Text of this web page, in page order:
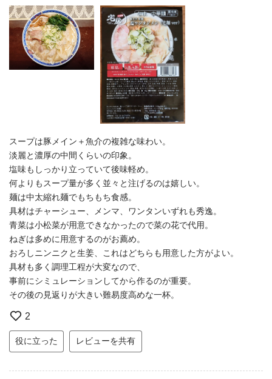
スープは豚メイン＋魚介の複雑な味わい。
淡麗と濃厚の中間くらいの印象。
塩味もしっかり立っていて後味軽め。
何よりもスープ量が多く並々と注げるのは嬉しい。
麺は中太縮れ麺でもちもち食感。
具材はチャーシュー、メンマ、ワンタンいずれも秀逸。
青菜は小松菜が用意できなかったので菜の花で代用。
ねぎは多めに用意するのがお薦め。
おろしニンニクと生姜、これはどちらも用意した方がよい。
具材も多く調理工程が大変なので、
事前にシミュレーションしてから作るのが重要。
その後の見返りが大きい難易度高めな一杯。
2
役に立った レビューを共有